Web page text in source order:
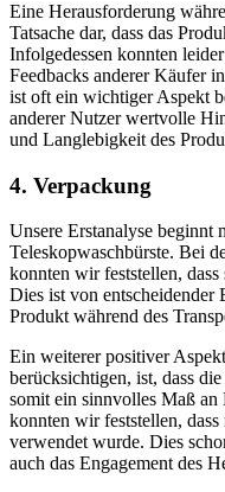
Eine Herausforderung
Tatsache dar, dass das
Infolgedessen konnten
Feedbacks anderer Käufer
ist oft ein wichtiger Aspekt
anderer Nutzer wertvolle
und Langlebigkeit des
4. Verpackung
Unsere Erstanalyse
Teleskopwaschbürste. Bei
konnten wir feststellen, dass
Dies ist von entscheidender
Produkt während des
Ein weiterer positiver
berücksichtigen, ist, dass
somit ein sinnvolles Maß
konnten wir feststellen,
verwendet wurde. Dies
auch das Engagement des